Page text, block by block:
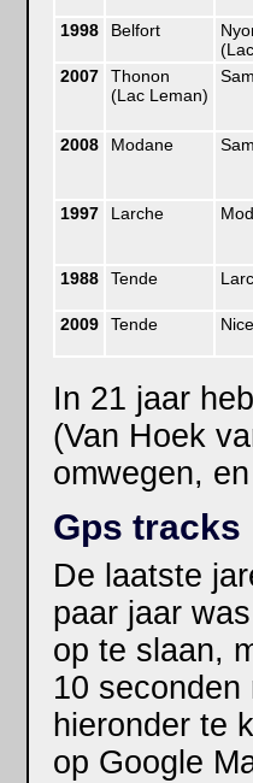
1998 Belfort
2007
Thonon
(Lac Leman)
2008 Modane
1997 Larche
1988
Tende
2009 Tende Nice
In 21 jaar
(Van Hoek
omwegen,
Gps tracks
De laatste
paar jaar
op te slaan,
10
hieronder te
op Google